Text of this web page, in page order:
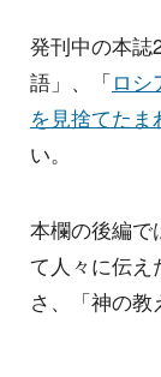
発刊中の本誌
語」、「ロ
を見捨てた
い。
本欄の後編で
て人々に伝え
さ、「神の教